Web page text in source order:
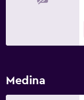
Medina